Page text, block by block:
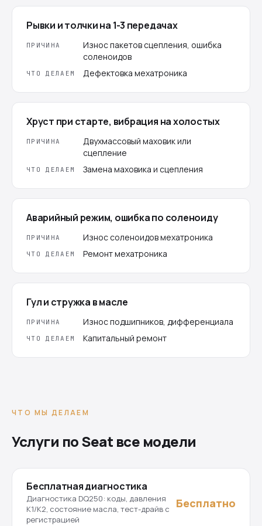
Рывки и толчки на 1-3 передачах
ПРИЧИНА
Износ пакетов сцепления, ошибка
соленоидов
ЧТО ДЕЛАЕМ Дефектовка мехатроника
Хруст при старте, вибрация на холостых
ПРИЧИНА
Двухмассовый маховик или
сцепление
ЧТО ДЕЛАЕМ Замена маховика и сцепления
Аварийный режим, ошибка по соленоиду
ПРИЧИНА Износ соленоидов мехатроника
ЧТО ДЕЛАЕМ Ремонт мехатроника
Гул и стружка в масле
ПРИЧИНА Износ подшипников, дифференциала
ЧТО ДЕЛАЕМ Капитальный ремонт
ЧТО МЫ ДЕЛАЕМ
Услуги по Seat все модели
Бесплатная диагностика
Диагностика DQ250: коды, давления
K1/K2, состояние масла, тест-драйв с
регистрацией
Бесплатно